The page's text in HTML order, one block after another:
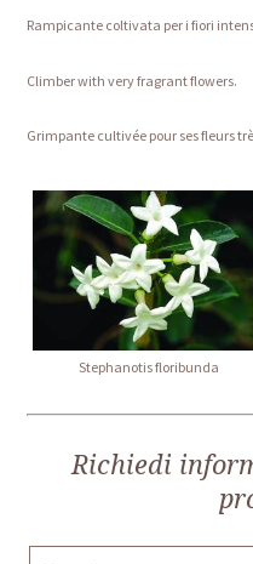
Rampicante coltivata per i fiori
Climber with very fragrant flowers.
Grimpante cultivée pour ses fleurs
Stephanotis floribunda
Richiedi